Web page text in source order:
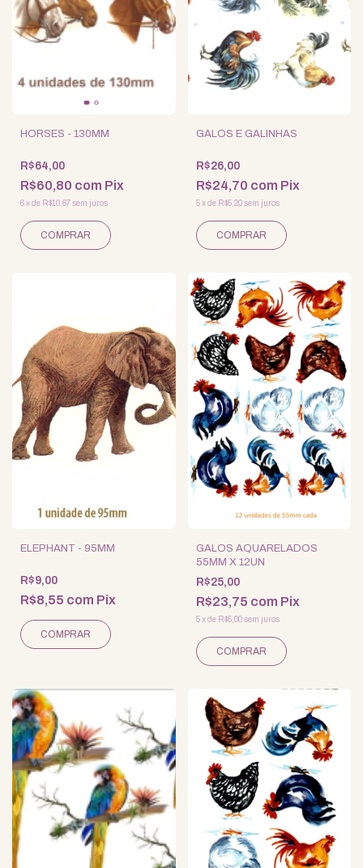
HORSES - 130MM
R$64,00
R$60,80 com Pix
6xde R$10,67sem juros
GALOS E GALINHAS
R$26,00
R$24,70 com Pix
5 xde R$5,20 sem juros
ELEPHANT - 95MM
R$9,00
R$8,55 com Pix
GALOS AQUARELADOS
55MM X 12UN
R$25,00
R$23,75 com Pix
5 xde R$5,00 sem juros